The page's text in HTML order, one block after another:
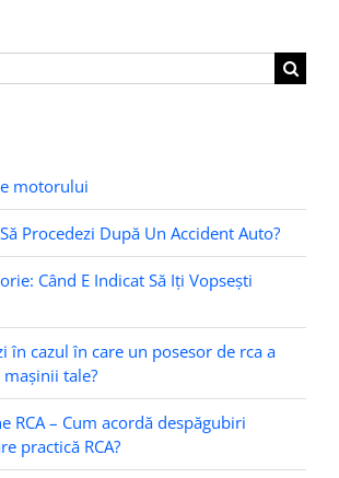
motorului
Procedezi După Un Accident Auto?
Când E Indicat Să Iți Vopsești
în cazul în care un posesor de rca a
tale?
RCA – Cum acordă despăgubiri
practică RCA?